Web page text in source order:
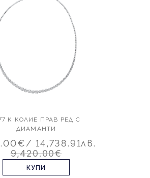
К КОЛИЕ ПРАВ РЕД С
ДИАМАНТИ
/ 14,738.91лв.
9,420.00€
КУПИ